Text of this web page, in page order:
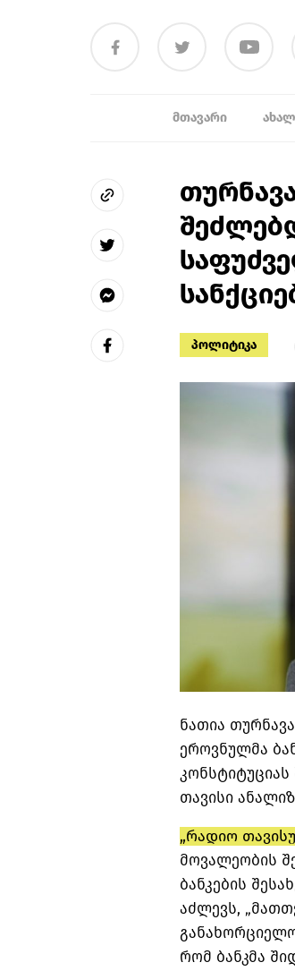
ᲛᲗᲐᲕᲐᲠᲘ
პოლიტიკა
ნათია
ეროვნულმა
კონსტიტუციას
თავისი
„რადიო
მოვალეობის
ბანკების
აძლევს,
რომ ბანკმა